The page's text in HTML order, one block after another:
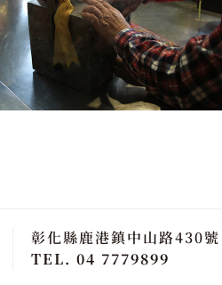
彰化縣鹿港鎮中山路430號
TEL. 04 7779899